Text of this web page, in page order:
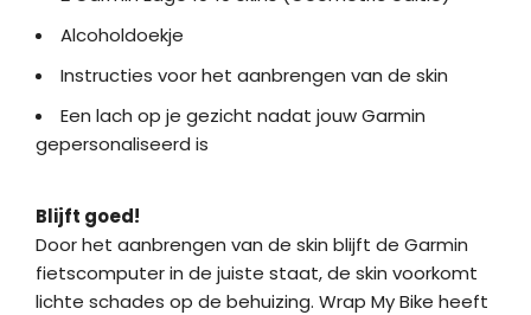
Alcoholdoekje
Instructies voor het aanbrengen van de skin
Een lach op je gezicht nadat jouw Garmin
gepersonaliseerd is
Blijft goed!
Door het aanbrengen van de skin blijft de Garmin
fietscomputer in de juiste staat, de skin voorkomt
lichte schades op de behuizing. Wrap My Bike heeft